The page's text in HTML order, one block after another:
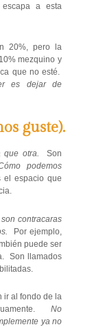
a esta
20%, pero la
mezquino y
que no esté.
es dejar de
guste).
que otra.
Son
podemos
el espacio que
son contracaras
Por ejemplo,
puede ser
Son llamados
ir al fondo de la
No
ya no